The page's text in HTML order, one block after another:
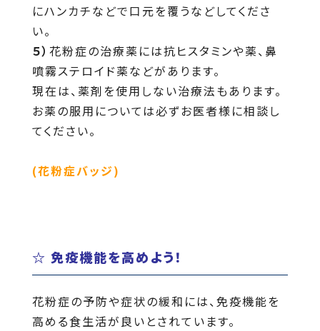
にハンカチなどで口元を覆うなどしてくださ
い。
５） 花粉症の治療薬には抗ヒスタミンや薬、鼻
噴霧ステロイド薬などがあります。
現在は、薬剤を使用しない治療法もあります。
お薬の服用については必ずお医者様に相談し
てください。
(花粉症バッジ)
☆ 免疫機能を高めよう！
花粉症の予防や症状の緩和には、免疫機能を
高める食生活が良いとされています。